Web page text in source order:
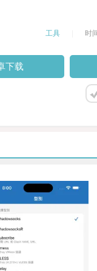
工具 时
下载